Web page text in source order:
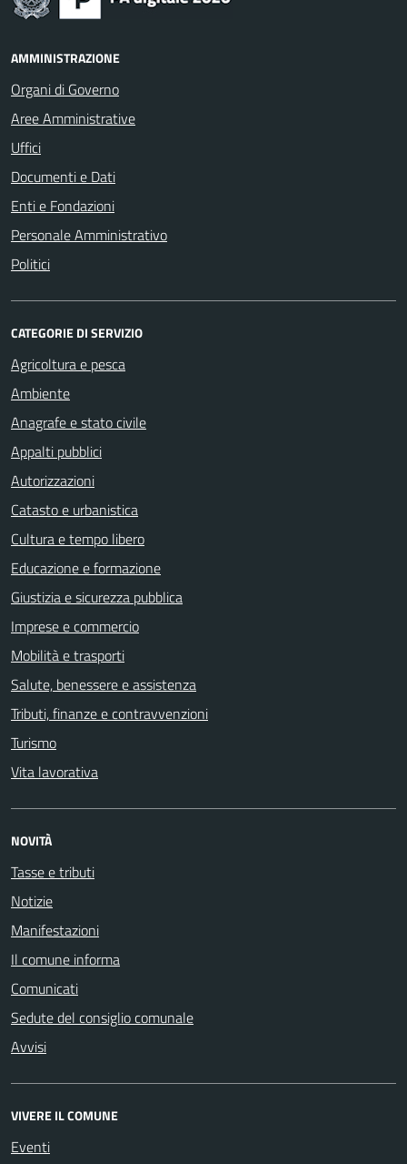
AMMINISTRAZIONE
Organi di Governo
Aree Amministrative
Uffici
Documenti e Dati
Enti e Fondazioni
Personale Amministrativo
Politici
CATEGORIE DI SERVIZIO
Agricoltura e pesca
Ambiente
Anagrafe e stato civile
Appalti pubblici
Autorizzazioni
Catasto e urbanistica
Cultura e tempo libero
Educazione e formazione
Giustizia e sicurezza pubblica
Imprese e commercio
Mobilità e trasporti
Salute, benessere e assistenza
Tributi, finanze e contravvenzioni
Turismo
Vita lavorativa
NOVITÀ
Tasse e tributi
Notizie
Manifestazioni
Il comune informa
Comunicati
Sedute del consiglio comunale
Avvisi
VIVERE IL COMUNE
Eventi